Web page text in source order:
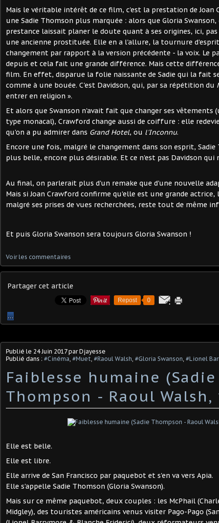
Mais le véritable intérêt de ce film, c'est la prestation de Joan
une Sadie Thomson plus marquée : alors que Gloria
prestance laissait planer le doute quant à ses origines, ici,
une ancienne prostituée. Elle en a l'allure, la tournure
changement par rapport à la version précédente - la voix. Le
depuis et cela fait une grande différence. Mais cette
film. En effet, disparue la folie naissante de Sadie qui la fait
comme à une bouée. C'est Davidson, qui, par sa répétition du
entrer en religion ».
Et alors que Swanson n'avait fait que changer ses vêtements
type monacal), Crawford change aussi de coiffure : elle
qu'on a pu admirer dans Grand Hotel, ou l'Inconnu.
Encore une fois, malgré le changement dans son esprit,
plus belle, encore plus désirable. Et ce n'est pas Davidson
Au final, on parlerait plus d'un remake que d'une nouvelle
Mais si Joan Crawford confirme qu'elle est une grande actrice,
malgré ses prises de vues recherchées, reste tout de même
Et puis Gloria Swanson sera toujours Gloria Swanson !
Voir les commentaires
Partager cet article
Repost 0
…
Publié le 24 Juin 2017par Djayesse
Publié dans : #Cinéma #Muet #Raoul Walsh #Gloria Swanson #Lionel
Faiblesse humaine (Sadie
Thompson - Raoul Walsh,
Elle est belle.
Elle est libre.
Elle arrive de San Francisco par paquebot et s'en va vers Apia.
Elle s'appelle Sadie Thomson (Gloria Swanson).
Mais sur ce même paquebot, deux couples : les McPhail
Midgley), des touristes américains venus visiter Pago-Pago